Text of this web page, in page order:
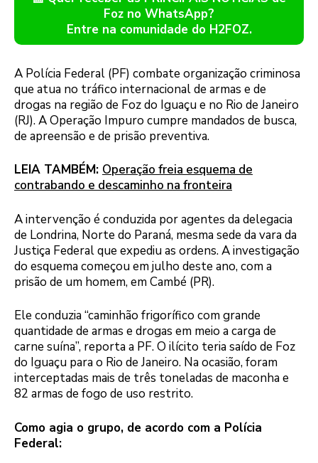
Foz no WhatsApp?
Entre na comunidade do H2FOZ.
A Polícia Federal (PF) combate organização criminosa
que atua no tráfico internacional de armas e de
drogas na região de Foz do Iguaçu e no Rio de Janeiro
(RJ). A Operação Impuro cumpre mandados de busca,
de apreensão e de prisão preventiva.
LEIA TAMBÉM: Operação freia esquema de
contrabando e descaminho na fronteira
A intervenção é conduzida por agentes da delegacia
de Londrina, Norte do Paraná, mesma sede da vara da
Justiça Federal que expediu as ordens. A investigação
do esquema começou em julho deste ano, com a
prisão de um homem, em Cambé (PR).
Ele conduzia “caminhão frigorífico com grande
quantidade de armas e drogas em meio a carga de
carne suína”, reporta a PF. O ilícito teria saído de Foz
do Iguaçu para o Rio de Janeiro. Na ocasião, foram
interceptadas mais de três toneladas de maconha e
82 armas de fogo de uso restrito.
Como agia o grupo, de acordo com a Polícia
Federal: